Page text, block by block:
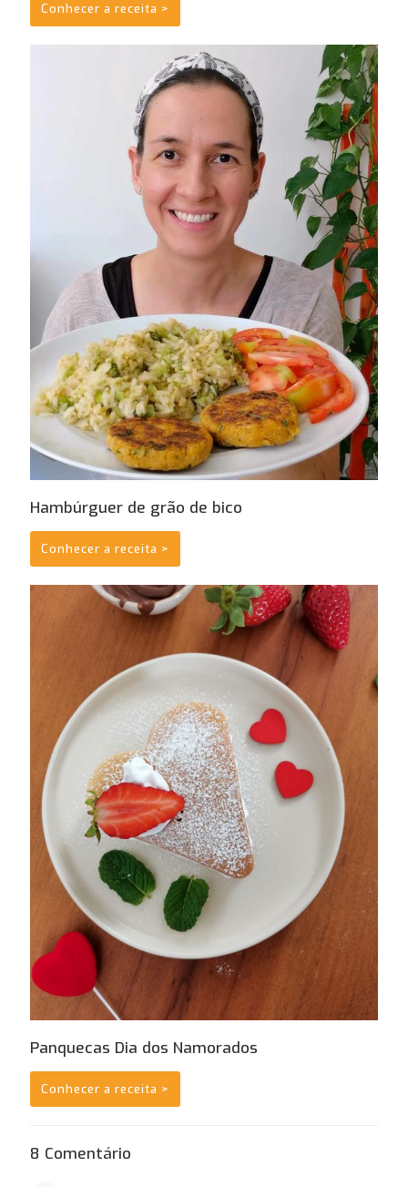
Conhecer a receita >
Hambúrguer de grão de bico
Conhecer a receita >
Panquecas Dia dos Namorados
Conhecer a receita >
8 Comentário